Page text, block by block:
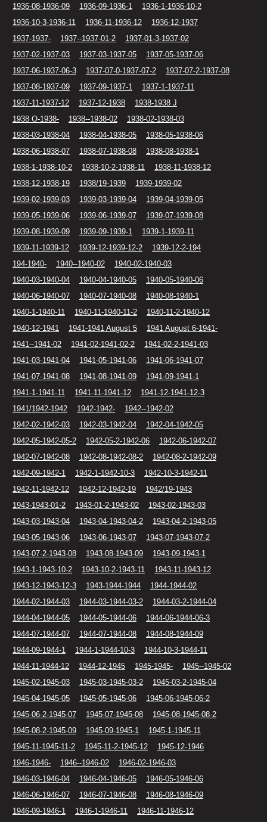
1936-08-1936-09
1936-09-1936-1
1936-1-1936-10-2
1936-10-3-1936-11
1936-11-1936-12
1936-12-1937
1937-1937-
1937--1937-01-2
1937-01-3-1937-02
1937-02-1937-03
1937-03-1937-05
1937-05-1937-06
1937-06-1937-06-3
1937-07-0-1937-07-2
1937-07-2-1937-08
1937-08-1937-09
1937-09-1937-1
1937-1-1937-11
1937-11-1937-12
1937-12-1938
1938-1938 J
1938 O-1938-
1938--1938-02
1938-02-1938-03
1938-03-1938-04
1938-04-1938-05
1938-05-1938-06
1938-06-1938-07
1938-07-1938-08
1938-08-1938-1
1938-1-1938-10-2
1938-10-2-1938-11
1938-11-1938-12
1938-12-1938-19
1938/19-1939
1939-1939-02
1939-02-1939-03
1939-03-1939-04
1939-04-1939-05
1939-05-1939-06
1939-06-1939-07
1939-07-1939-08
1939-08-1939-09
1939-09-1939-1
1939-1-1939-11
1939-11-1939-12
1939-12-1939-12-2
1939-12-2-194
194-1940-
1940--1940-02
1940-02-1940-03
1940-03-1940-04
1940-04-1940-05
1940-05-1940-06
1940-06-1940-07
1940-07-1940-08
1940-08-1940-1
1940-1-1940-11
1940-11-1940-11-2
1940-11-2-1940-12
1940-12-1941
1941-1941 August 5
1941 August 6-1941-
1941--1941-02
1941-02-1941-02-2
1941-02-2-1941-03
1941-03-1941-04
1941-05-1941-06
1941-06-1941-07
1941-07-1941-08
1941-08-1941-09
1941-09-1941-1
1941-1-1941-11
1941-11-1941-12
1941-12-1941-12-3
1941/1942-1942
1942-1942-
1942--1942-02
1942-02-1942-03
1942-03-1942-04
1942-04-1942-05
1942-05-1942-05-2
1942-05-2-1942-06
1942-06-1942-07
1942-07-1942-08
1942-08-1942-08-2
1942-08-2-1942-09
1942-09-1942-1
1942-1-1942-10-3
1942-10-3-1942-11
1942-11-1942-12
1942-12-1942-19
1942/19-1943
1943-1943-01-2
1943-01-2-1943-02
1943-02-1943-03
1943-03-1943-04
1943-04-1943-04-2
1943-04-2-1943-05
1943-05-1943-06
1943-06-1943-07
1943-07-1943-07-2
1943-07-2-1943-08
1943-08-1943-09
1943-09-1943-1
1943-1-1943-10-2
1943-10-2-1943-11
1943-11-1943-12
1943-12-1943-12-3
1943-1944-1944
1944-1944-02
1944-02-1944-03
1944-03-1944-03-2
1944-03-2-1944-04
1944-04-1944-05
1944-05-1944-06
1944-06-1944-06-3
1944-07-1944-07
1944-07-1944-08
1944-08-1944-09
1944-09-1944-1
1944-1-1944-10-3
1944-10-3-1944-11
1944-11-1944-12
1944-12-1945 1945-1945-
1945--1945-02
1945-02-1945-03
1945-03-1945-03-2
1945-03-2-1945-04
1945-04-1945-05
1945-05-1945-06
1945-06-1945-06-2
1945-06-2-1945-07
1945-07-1945-08
1945-08-1945-08-2
1945-08-2-1945-09
1945-09-1945-1
1945-1-1945-11
1945-11-1945-11-2
1945-11-2-1945-12
1945-12-1946
1946-1946-
1946--1946-02
1946-02-1946-03
1946-03-1946-04
1946-04-1946-05
1946-05-1946-06
1946-06-1946-07
1946-07-1946-08
1946-08-1946-09
1946-09-1946-1
1946-1-1946-11
1946-11-1946-12